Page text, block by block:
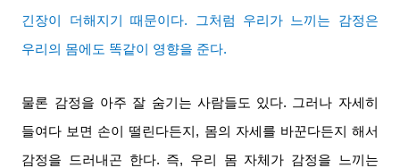
긴장이 더해지기 때문이다.
그처럼 우리가 느끼는 감정은
우리의 몸에도 똑같이 영향을 준다.
물론 감정을 아주 잘 숨기는 사람들도 있다. 그러나 자세히
들여다 보면 손이 떨린다든지 , 몸의 자세를 바꾼다든지 해서
감정을 드러내곤 한다. 즉, 우리 몸 자체가 감정을 느끼는